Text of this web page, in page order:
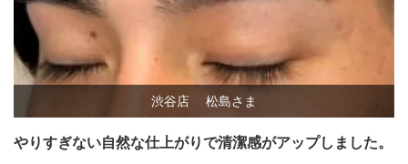
渋谷店 松島さま
やりすぎない自然な仕上がりで清潔感がアップしました。